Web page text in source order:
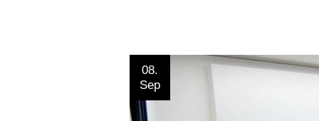
08.
Sep